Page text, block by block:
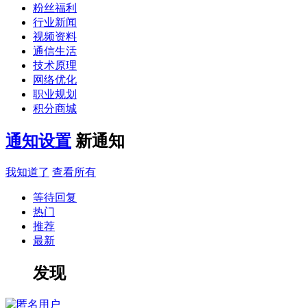
粉丝福利
行业新闻
视频资料
通信生活
技术原理
网络优化
职业规划
积分商城
通知设置 新通知
我知道了 查看所有
等待回复
热门
推荐
最新
发现